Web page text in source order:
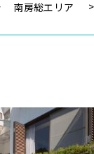
南房総エリア